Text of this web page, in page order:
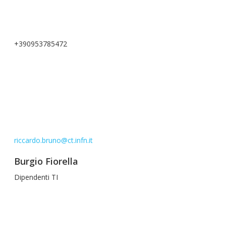
+390953785472
riccardo.bruno@ct.infn.it
Burgio Fiorella
Dipendenti TI